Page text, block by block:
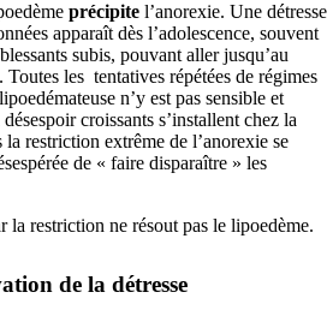
précipite l’anorexie. Une détresse
apparaît dès l’adolescence, souvent
subis, pouvant aller jusqu’au
Toutes les tentatives répétées de régimes
n’y est pas sensible et
croissants s’installent chez la
restriction extrême de l’anorexie se
de « faire disparaître » les
la restriction ne résout pas le lipoedème.
de la détresse